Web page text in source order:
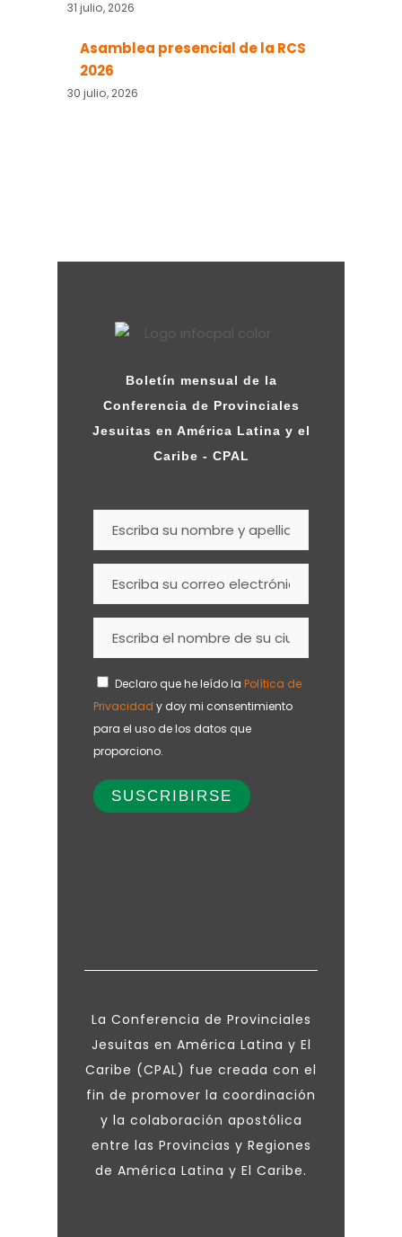
31 julio, 2026
Asamblea presencial de la RCS
2026
30 julio, 2026
Boletín mensual de la
Conferencia de Provinciales
Jesuitas en América Latina y el
Caribe - CPAL
Declaro que he leído la Política de
Privacidad y doy mi consentimiento
para el uso de los datos que
proporciono.
La Conferencia de Provinciales
Jesuitas en América Latina y El
Caribe (CPAL) fue creada con el
fin de promover la coordinación
y la colaboración apostólica
entre las Provincias y Regiones
de América Latina y El Caribe.